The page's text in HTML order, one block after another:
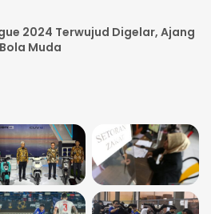
2024 Terwujud Digelar, Ajang
Muda